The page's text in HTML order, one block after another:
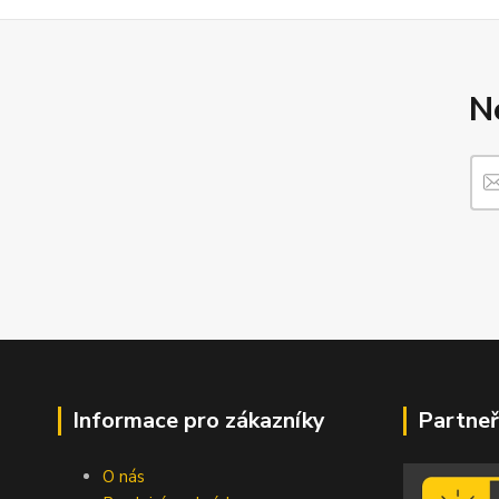
Informace pro zákazníky
O nás